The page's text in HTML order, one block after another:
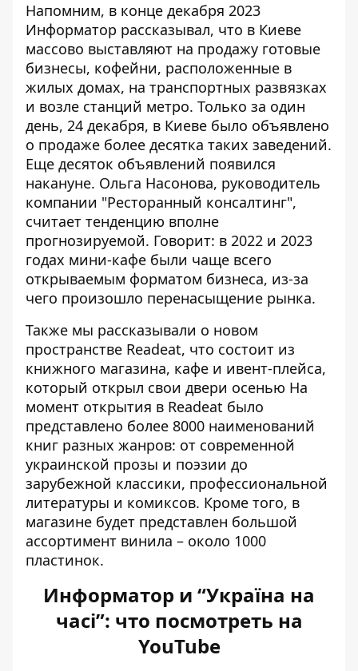
Напомним, в конце декабря 2023
Информатор рассказывал, что в Киеве
массово выставляют на продажу готовые
бизнесы, кофейни, расположенные в
жилых домах, на транспортных развязках
и возле станций метро. Только за один
день, 24 декабря, в Киеве было объявлено
о продаже более десятка таких заведений.
Еще десяток объявлений появился
накануне. Ольга Насонова, руководитель
компании "Ресторанный консалтинг",
считает тенденцию вполне
прогнозируемой. Говорит: в 2022 и 2023
годах мини-кафе были чаще всего
открываемым форматом бизнеса, из-за
чего произошло перенасыщение рынка.
Также мы рассказывали о новом
пространстве Readeat, что состоит из
книжного магазина, кафе и ивент-плейса,
который открыл свои двери осенью На
момент открытия в Readeat было
представлено более 8000 наименований
книг разных жанров: от современной
украинской прозы и поэзии до
зарубежной классики, профессиональной
литературы и комиксов. Кроме того, в
магазине будет представлен большой
ассортимент винила – около 1000
пластинок.
Информатор и “Україна на
часі”: что посмотреть на
YouTube